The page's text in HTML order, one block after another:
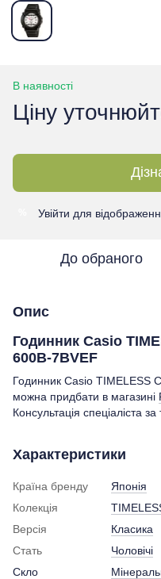
В наявності
Ціну
Увійти для
До обраного
Опис
Годинник Casio
600B-7BVEF
Годинник Casio TIMELESS
можна придбати в магазині
Консультація спеціаліста
Характеристики
Країна бренду
Японія
Колекція
Версія
Класика
Стать
Чоловічі
Скло